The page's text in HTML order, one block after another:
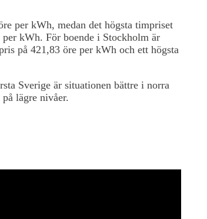
per kWh, medan det högsta timpriset
kWh. För boende i Stockholm är
på 421,83 öre per kWh och ett högsta
Sverige är situationen bättre i norra
lägre nivåer.